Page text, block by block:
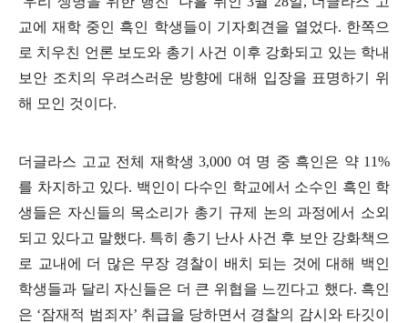
교에 재학 중인 흑인 학생들이 기자회견을 열었다. 한쪽으
로 치우친 언론 보도와 총기 사건 이후 강화되고 있는 학내
보안 조치의 우려스러운 방향에 대해 입장을 표명하기 위
해 모인 것이다.
더글라스 고교 전체 재학생 3,000 여 명 중 흑인은 약 11%
를 차지하고 있다. 백인이 다수인 학교에서 소수인 흑인 학
생들은 자신들의 목소리가 총기 규제 논의 과정에서 소외
되고 있다고 말했다. 특히 총기 난사 사건 후 보안 강화책으
로 교내에 더 많은 무장 경찰이 배치 되는 것에 대해 백인
학생들과 달리 자신들은 더 큰 위협을 느낀다고 했다. 흑인
은 ‘잠재적 범죄자’ 취급을 당하면서 경찰의 감시와 타깃이